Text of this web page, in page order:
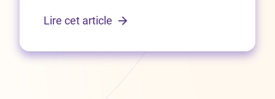
Lire cet article